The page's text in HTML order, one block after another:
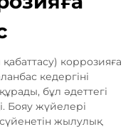
коррозияға
кедергіні
бұл әдеттегі
Бояу жүйелері
жылулық